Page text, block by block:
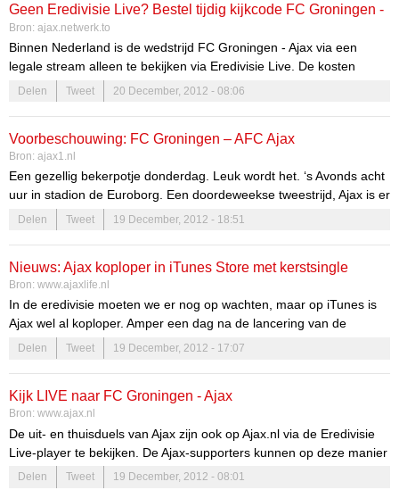
Geen Eredivisie Live? Bestel tijdig kijkcode FC Groningen -
Ajax
Bron: ajax.netwerk.to
Binnen Nederland is de wedstrijd FC Groningen - Ajax via een
legale stream alleen te bekijken via Eredivisie Live. De kosten
bedragen daarvoor 6 euro. Bestel tijdig een code als je...
Delen Tweet 20 December, 2012 - 08:06
Voorbeschouwing: FC Groningen – AFC Ajax
Bron: ajax1.nl
Een gezellig bekerpotje donderdag. Leuk wordt het. ‘s Avonds acht
uur in stadion de Euroborg. Een doordeweekse tweestrijd, Ajax is er
aan gewend. Groningen niet echt. Het speelt al heel erg lang niet
Europees. Daarnaast is het geen echte cupfighter of iets dergelijks.
Delen Tweet 19 December, 2012 - 18:51
Nieuws: Ajax koploper in iTunes Store met kerstsingle
Bron: www.ajaxlife.nl
In de eredivisie moeten we er nog op wachten, maar op iTunes is
Ajax wel al koploper. Amper een dag na de lancering van de
kerstsingle 'Wij zijn Ajax' staat deze op nummer 1 in de iTunes
Delen Tweet 19 December, 2012 - 17:07
Kijk LIVE naar FC Groningen - Ajax
Bron: www.ajax.nl
De uit- en thuisduels van Ajax zijn ook op Ajax.nl via de Eredivisie
Live-player te bekijken. De Ajax-supporters kunnen op deze manier
de duels live via de website van Ajax volgen en tevens al het
Delen Tweet 19 December, 2012 - 08:01